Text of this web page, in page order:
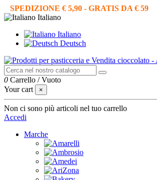
SPEDIZIONE € 5,90 - GRATIS DA € 59
Italiano
Italiano
Deutsch
0 Carrello /Vuoto
Your cart
×
Non ci sono più articoli nel tuo carrello
Accedi
Marche